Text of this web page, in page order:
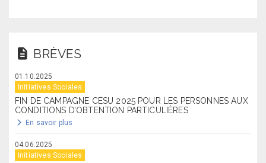
BRÈVES
01.10.2025
Initiatives Sociales
FIN DE CAMPAGNE CESU 2025 POUR LES PERSONNES AUX
CONDITIONS D’OBTENTION PARTICULIÈRES
En savoir plus
04.06.2025
Initiatives Sociales